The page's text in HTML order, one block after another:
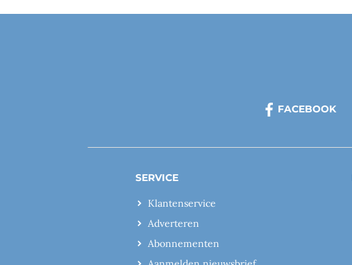
FACEBOOK
SERVICE
Klantenservice
Adverteren
Abonnementen